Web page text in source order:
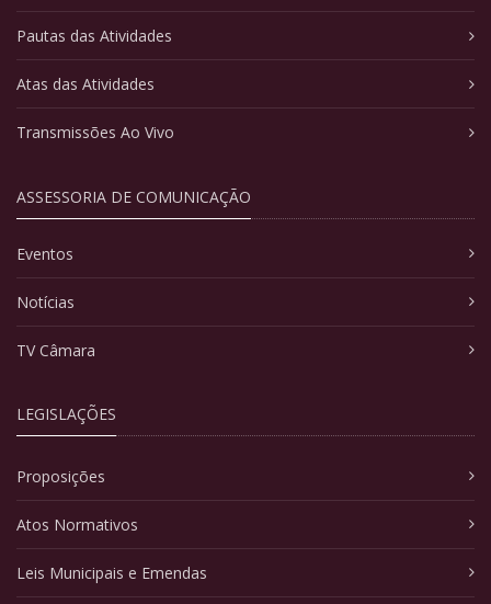
Pautas das Atividades
Atas das Atividades
Transmissões Ao Vivo
ASSESSORIA DE COMUNICAÇÃO
Eventos
Notícias
TV Câmara
LEGISLAÇÕES
Proposições
Atos Normativos
Leis Municipais e Emendas